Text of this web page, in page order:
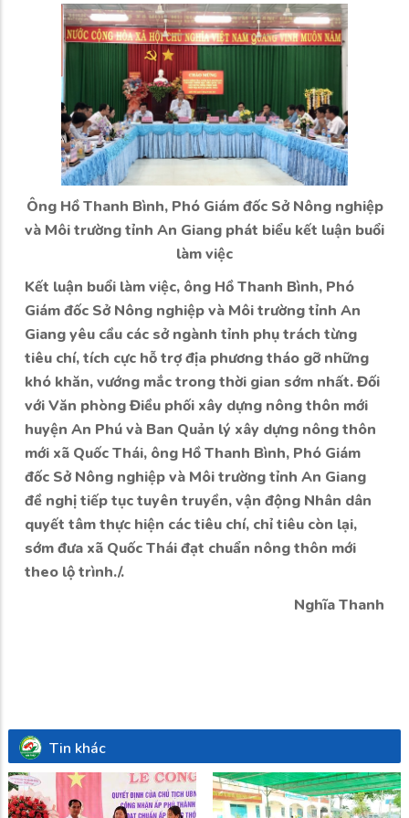
Ông Hồ Thanh Bình, Phó Giám đốc Sở Nông nghiệp
và Môi trường tỉnh An Giang phát biểu kết luận buổi
làm việc
Kết luận buổi làm việc, ông Hồ Thanh Bình, Phó
Giám đốc Sở Nông nghiệp và Môi trường tỉnh An
Giang yêu cầu các sở ngành tỉnh phụ trách từng
tiêu chí, tích cực hỗ trợ địa phương tháo gỡ những
khó khăn, vướng mắc trong thời gian sớm nhất. Đối
với Văn phòng Điều phối xây dựng nông thôn mới
huyện An Phú và Ban Quản lý xây dựng nông thôn
mới xã Quốc Thái, ông Hồ Thanh Bình, Phó Giám
đốc Sở Nông nghiệp và Môi trường tỉnh An Giang
đề nghị tiếp tục tuyên truyền, vận động Nhân dân
quyết tâm thực hiện các tiêu chí, chỉ tiêu còn lại,
sớm đưa xã Quốc Thái đạt chuẩn nông thôn mới
theo lộ trình./.
Nghĩa Thanh
Tin khác